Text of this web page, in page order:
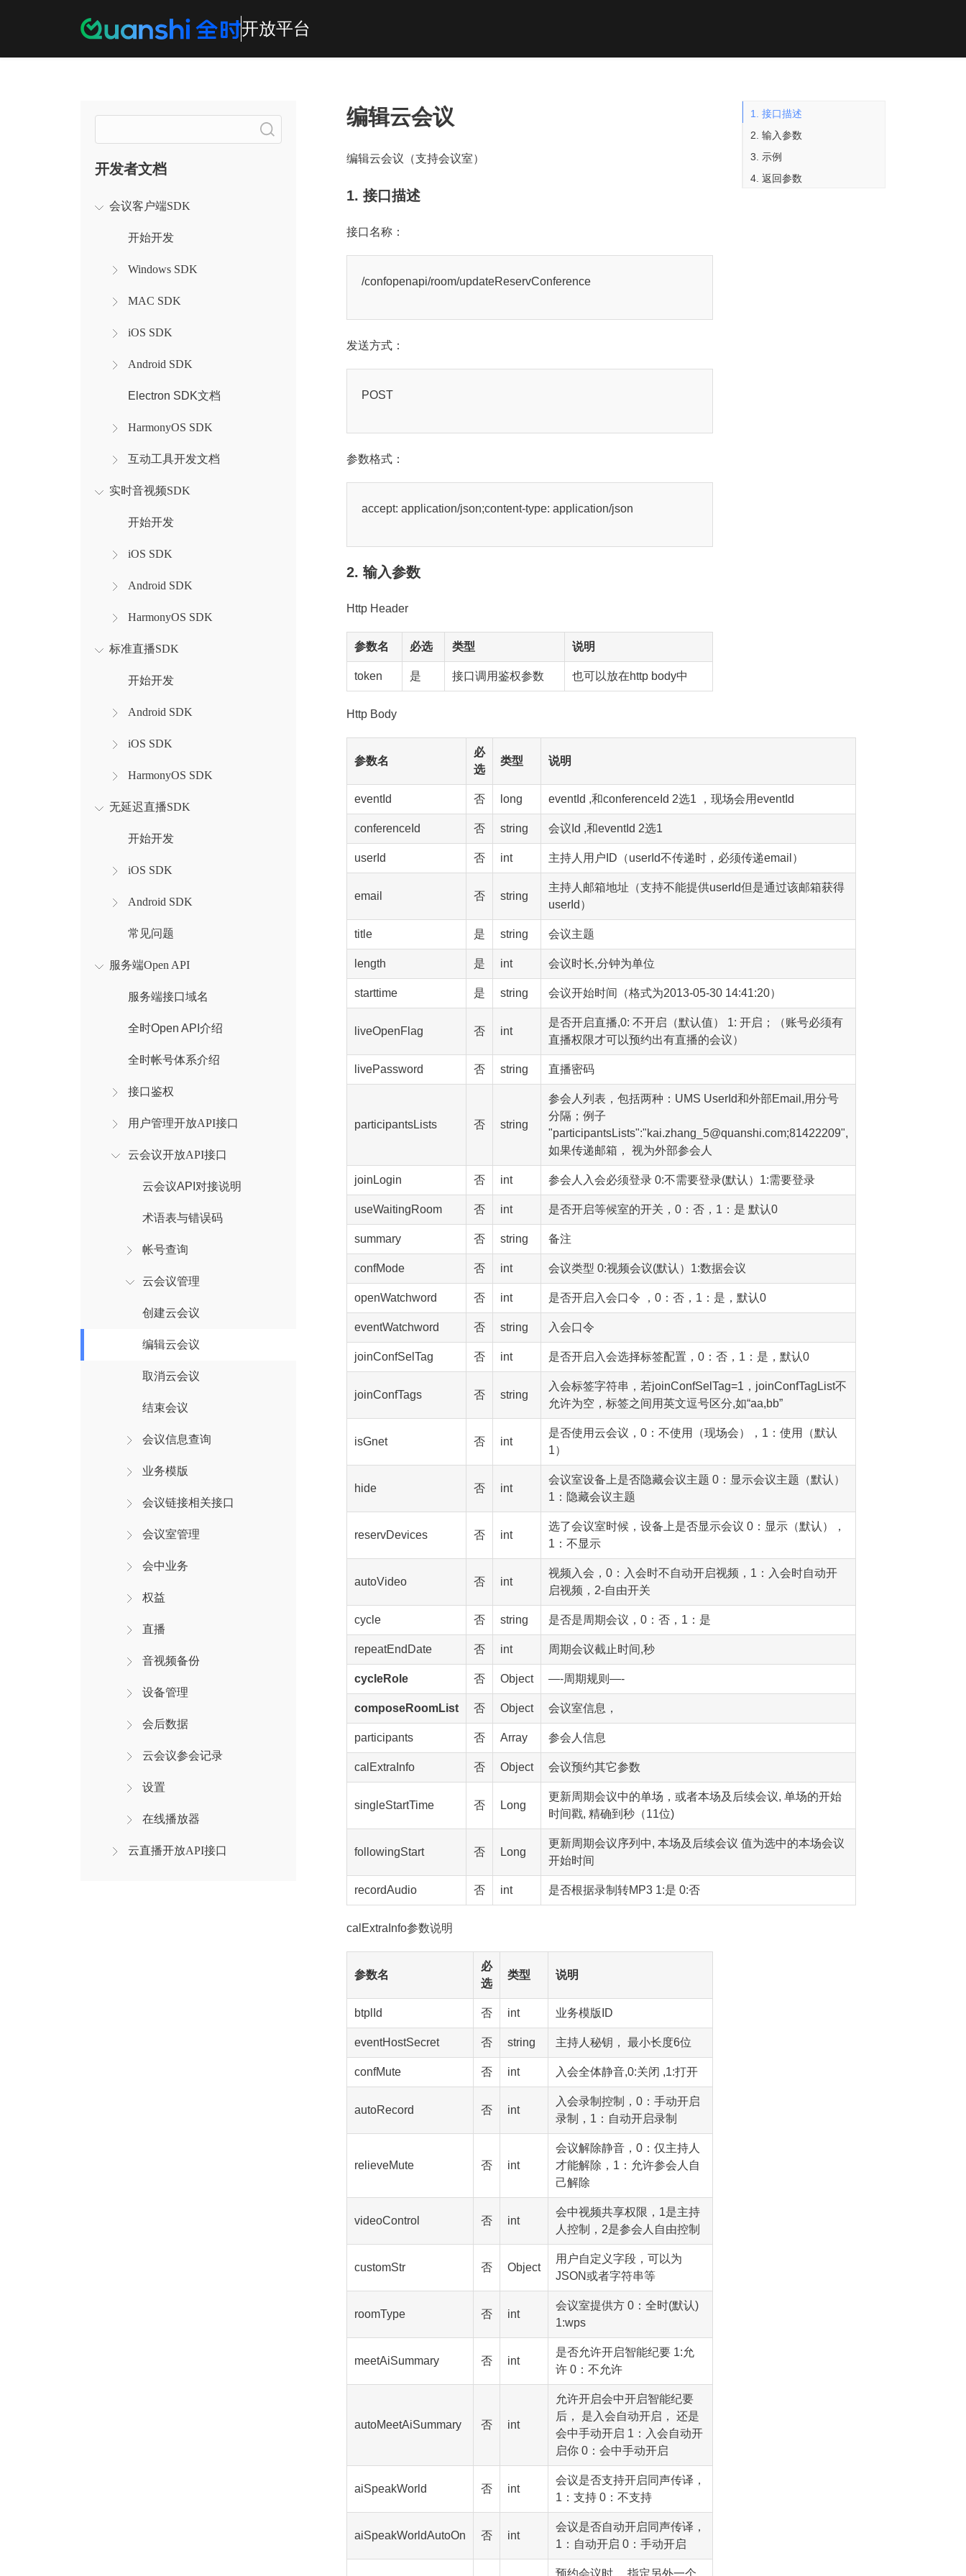
开放平台
开发者文档
会议客户端SDK
开始开发
Windows SDK
MAC SDK
iOS SDK
Android SDK
Electron SDK文档
HarmonyOS SDK
互动工具开发文档
实时音视频SDK
开始开发
iOS SDK
Android SDK
HarmonyOS SDK
标准直播SDK
开始开发
Android SDK
iOS SDK
HarmonyOS SDK
无延迟直播SDK
开始开发
iOS SDK
Android SDK
常见问题
服务端Open API
服务端接口域名
全时Open API介绍
全时帐号体系介绍
接口鉴权
用户管理开放API接口
云会议开放API接口
云会议API对接说明
术语表与错误码
帐号查询
云会议管理
创建云会议
编辑云会议
取消云会议
结束会议
会议信息查询
业务模版
会议链接相关接口
会议室管理
会中业务
权益
直播
音视频备份
设备管理
会后数据
云会议参会记录
设置
在线播放器
云直播开放API接口
编辑云会议
编辑云会议（支持会议室）
1. 接口描述
接口名称：
/confopenapi/room/updateReservConference
发送方式：
POST
参数格式：
accept: application/json;content-type: application/json
2. 输入参数
Http Header
参数名 必选 类型 说明
token 是 接口调用鉴权参数 也可以放在http body中
Http Body
参数名
必
选
类型 说明
eventId 否 long eventId ,和conferenceId 2选1 ，现场会用eventId
conferenceId 否 string 会议Id ,和eventId 2选1
userId 否 int 主持人用户ID（userId不传递时，必须传递email）
email 否 string
主持人邮箱地址（支持不能提供userId但是通过该邮箱获得
userId）
title 是 string 会议主题
length 是 int 会议时长,分钟为单位
starttime 是 string 会议开始时间（格式为2013-05-30 14:41:20）
liveOpenFlag 否 int
是否开启直播,0: 不开启（默认值） 1: 开启；（账号必须有
直播权限才可以预约出有直播的会议）
livePassword 否 string 直播密码
participantsLists 否 string
参会人列表，包括两种：UMS UserId和外部Email,用分号
分隔；例子
"participantsLists":"kai.zhang_5@quanshi.com;81422209",
如果传递邮箱， 视为外部参会人
joinLogin 否 int 参会人入会必须登录 0:不需要登录(默认）1:需要登录
useWaitingRoom 否 int 是否开启等候室的开关，0：否，1：是 默认0
summary 否 string 备注
confMode 否 int 会议类型 0:视频会议(默认）1:数据会议
openWatchword 否 int 是否开启入会口令 ，0：否，1：是，默认0
eventWatchword 否 string 入会口令
joinConfSelTag 否 int 是否开启入会选择标签配置，0：否，1：是，默认0
joinConfTags 否 string
入会标签字符串，若joinConfSelTag=1，joinConfTagList不
允许为空，标签之间用英文逗号区分,如“aa,bb”
isGnet 否 int
是否使用云会议，0：不使用（现场会），1：使用（默认
1）
hide 否 int
会议室设备上是否隐藏会议主题 0：显示会议主题（默认）
1：隐藏会议主题
reservDevices 否 int
选了会议室时候，设备上是否显示会议 0：显示（默认），
1：不显示
autoVideo 否 int
视频入会，0：入会时不自动开启视频，1：入会时自动开
启视频，2-自由开关
cycle 否 string 是否是周期会议，0：否，1：是
repeatEndDate 否 int 周期会议截止时间,秒
cycleRole 否 Object —-周期规则—-
composeRoomList 否 Object 会议室信息，
participants 否 Array 参会人信息
calExtraInfo 否 Object 会议预约其它参数
singleStartTime 否 Long
更新周期会议中的单场，或者本场及后续会议, 单场的开始
时间戳, 精确到秒（11位)
followingStart 否 Long
更新周期会议序列中, 本场及后续会议 值为选中的本场会议
开始时间
recordAudio 否 int 是否根据录制转MP3 1:是 0:否
calExtraInfo参数说明
参数名
必
选
类型 说明
btplId 否 int 业务模版ID
eventHostSecret 否 string 主持人秘钥， 最小长度6位
confMute 否 int 入会全体静音,0:关闭 ,1:打开
autoRecord 否 int
入会录制控制，0：手动开启
录制，1：自动开启录制
relieveMute 否 int
会议解除静音，0：仅主持人
才能解除，1：允许参会人自
己解除
videoControl 否 int
会中视频共享权限，1是主持
人控制，2是参会人自由控制
customStr 否 Object
用户自定义字段，可以为
JSON或者字符串等
roomType 否 int
会议室提供方 0：全时(默认)
1:wps
meetAiSummary 否 int
是否允许开启智能纪要 1:允
许 0：不允许
autoMeetAiSummary 否 int
允许开启会中开启智能纪要
后， 是入会自动开启， 还是
会中手动开启 1：入会自动开
启你 0：会中手动开启
aiSpeakWorld 否 int
会议是否支持开启同声传译，
1：支持 0：不支持
aiSpeakWorldAutoOn 否 int
会议是否自动开启同声传译，
1：自动开启 0：手动开启
预约会议时， 指定另外一个
1. 接口描述
2. 输入参数
3. 示例
4. 返回参数